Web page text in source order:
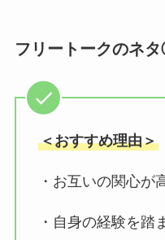
フリートークのネ
＜おすすめ理由＞
・お互いの関心が
・自身の経験を踏